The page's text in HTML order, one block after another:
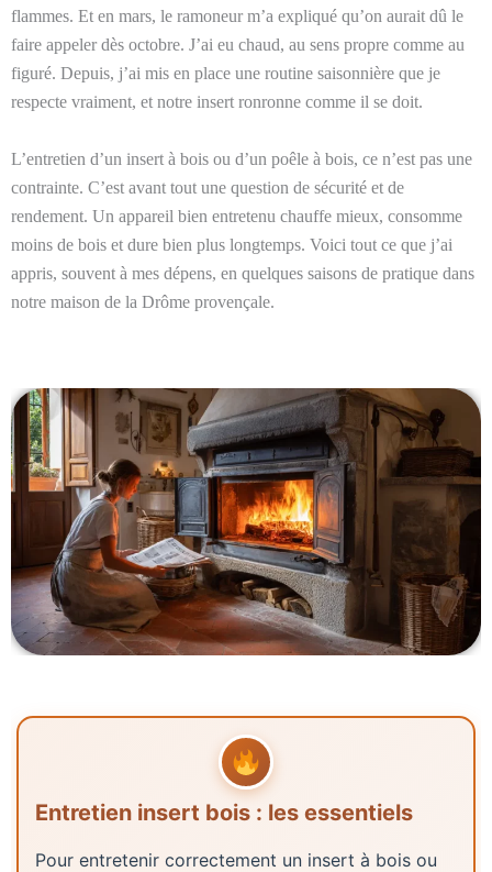
flammes. Et en mars, le ramoneur m’a expliqué qu’on aurait dû le
faire appeler dès octobre. J’ai eu chaud, au sens propre comme au
figuré. Depuis, j’ai mis en place une routine saisonnière que je
respecte vraiment, et notre insert ronronne comme il se doit.
L’entretien d’un insert à bois ou d’un poêle à bois, ce n’est pas une
contrainte. C’est avant tout une question de sécurité et de
rendement. Un appareil bien entretenu chauffe mieux, consomme
moins de bois et dure bien plus longtemps. Voici tout ce que j’ai
appris, souvent à mes dépens, en quelques saisons de pratique dans
notre maison de la Drôme provençale.
Entretien insert bois : les essentiels
Pour entretenir correctement un insert à bois ou